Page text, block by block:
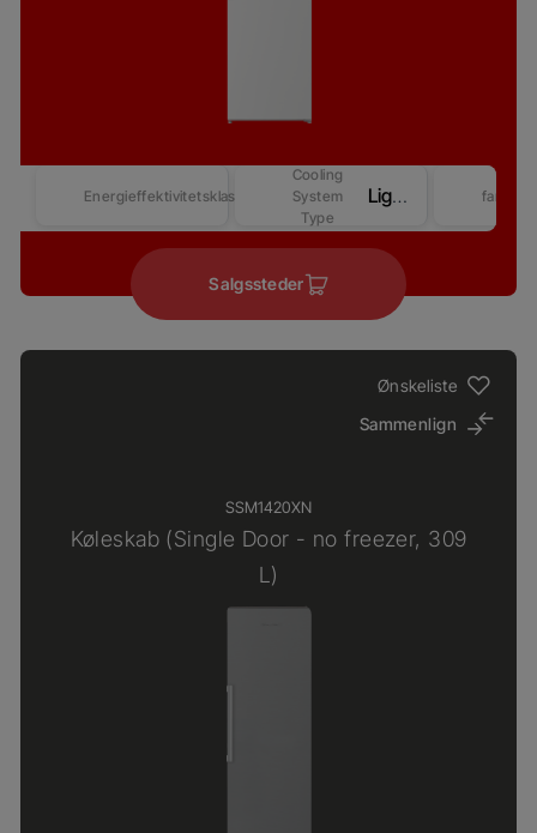
Energieffektivitetsklasse
Cooling
System
Type
LightFrost farver
Salgssteder
Ønskeliste
Sammenlign
SSM1420XN
Køleskab (Single Door - no freezer, 309
L)